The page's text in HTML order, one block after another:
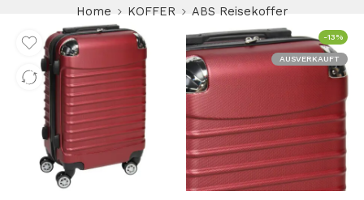
Home KOFFER ABS Reisekoffer
-13%
AUSVERKAUFT